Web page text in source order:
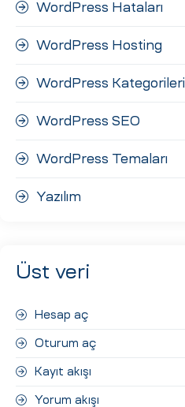
WordPress Hataları
WordPress Hosting
WordPress Kategorileri
WordPress SEO
WordPress Temaları
Yazılım
Üst veri
Hesap aç
Oturum aç
Kayıt akışı
Yorum akışı